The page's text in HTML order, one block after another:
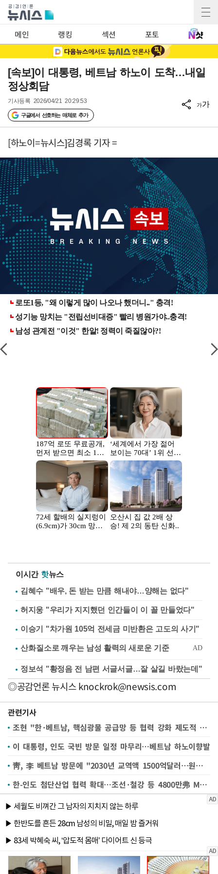
메인 랭킹 섹션 포토
[속보]이 대통령, 베트남 하노이 도착…내일
정상회담
기사등록 2026/04/21 20:29:53
구글에서 선호하는 매체로 추가
가가
[하노이=뉴시스]김경록 기자 =
이시간 핫뉴스
김혜수 "배우, 돈 받는 만큼 해내야…양해는 없다"
허지웅 "우리가 지지했던 인간들이 이 꼴 만들었다"
이승기 "차가원 105억 전세금 미반환은 고도의 사기"
정보석 "황정음 전 남편 서글서글…잘 살길 바랐는데"
◎공감언론 뉴시스knockrok@newsis.com
관련기사
조현 "한·베트남, 핵심광물 공급망 등 협력 강화 제도적 기반 마련"
이 대통령, 인도 국빈 방문 일정 마무리…베트남 하노이향발
靑, 李 베트남 방문에 "2030년 교역액 1500억달러…원전·인프라 협력 강화"
한-인도 첨단산업 협력 확대…조선·철강 등 4800만弗 MOU